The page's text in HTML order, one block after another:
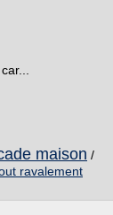
maison /
ravalement